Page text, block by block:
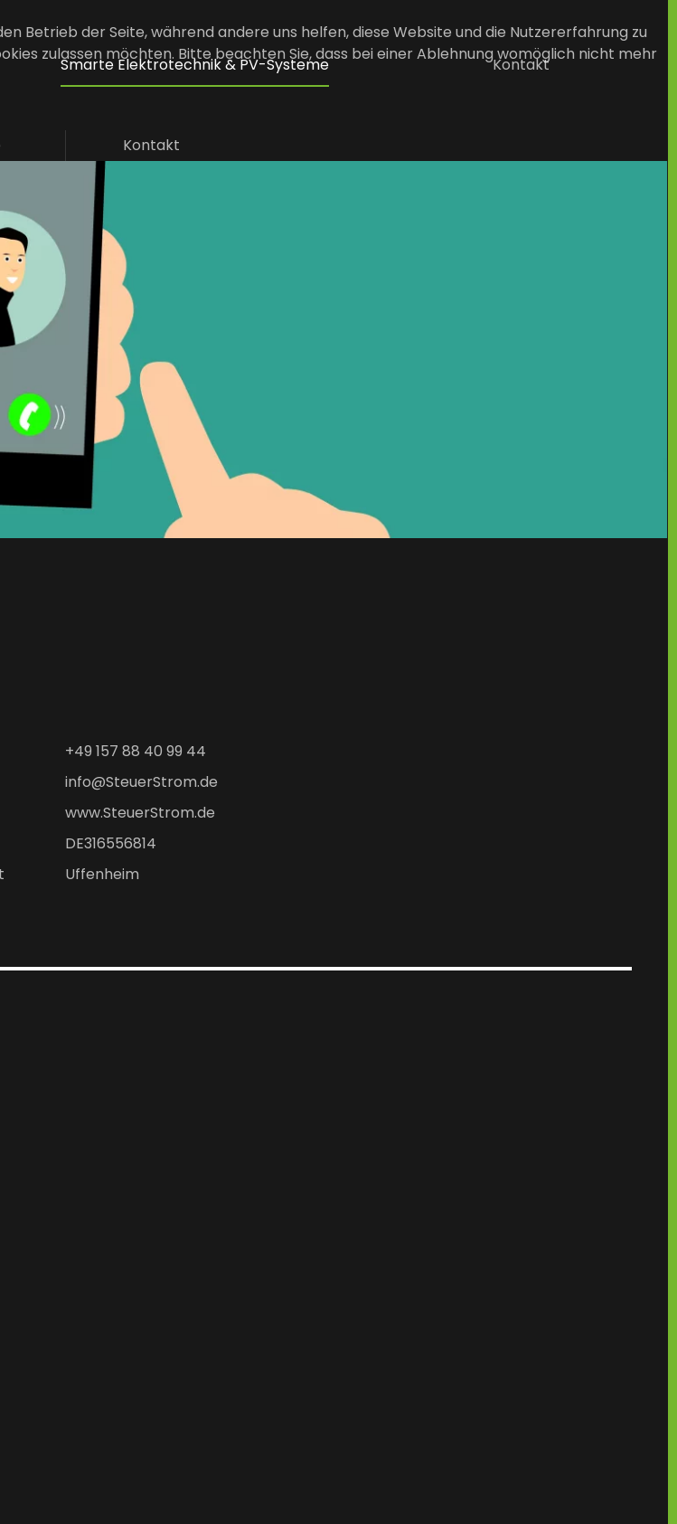
Smarte Elektrotechnik & PV-Systeme Kontakt
Kontakt
+49 157 88 40 99 44
info@SteuerStrom.de
www.SteuerStrom.de
DE316556814
Uffenheim
Betrieb der Seite, während andere uns helfen, diese Website und die Nutzererfahrung zu
zulassen möchten. Bitte beachten Sie, dass bei einer Ablehnung womöglich nicht mehr